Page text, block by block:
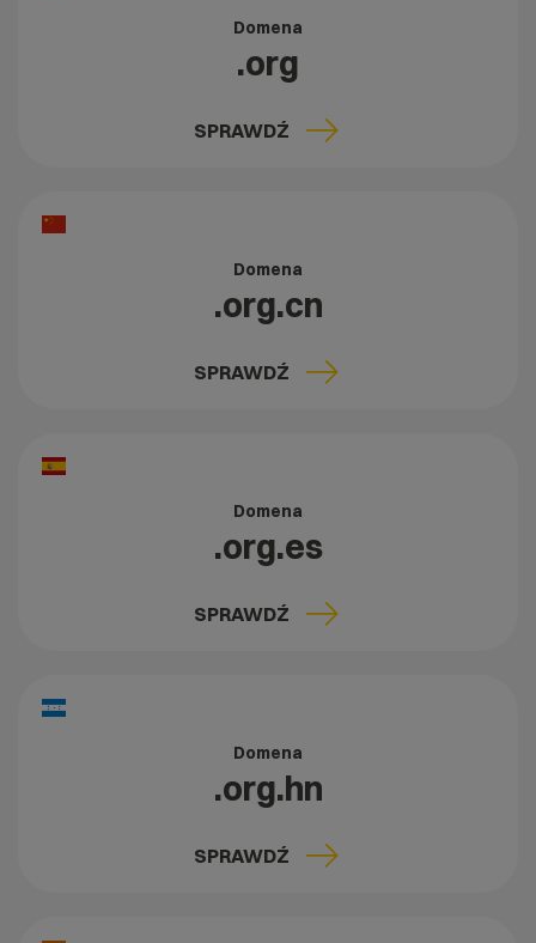
Domena
.org
SPRAWDŹ
Domena
.org.cn
SPRAWDŹ
Domena
.org.es
SPRAWDŹ
Domena
.org.hn
SPRAWDŹ